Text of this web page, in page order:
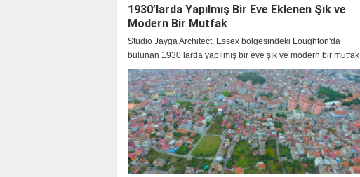
1930’larda Yapılmış Bir Eve Eklenen Şık ve
Modern Bir Mutfak
Studio Jayga Architect, Essex bölgesindeki Loughton'da
bulunan 1930’larda yapılmış bir eve şık ve modern bir mutfak
ekledi.